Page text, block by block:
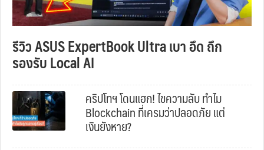
รีวิว ASUS ExpertBook Ultra เบา อึด ถึก
รองรับ Local AI
คริปโทฯ โดนแฮก! ไขความลับ ทำไม
Blockchain ที่เครมว่าปลอดภัย แต่
เงินยังหาย?